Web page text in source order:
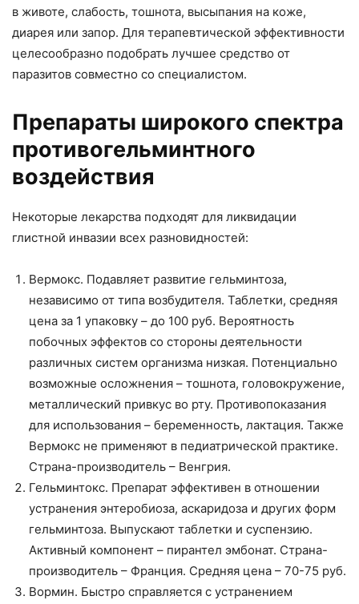
в животе, слабость, тошнота, высыпания на коже,
диарея или запор. Для терапевтической эффективности
целесообразно подобрать лучшее средство от
паразитов совместно со специалистом.
Препараты широкого спектра
противогельминтного
воздействия
Некоторые лекарства подходят для ликвидации
глистной инвазии всех разновидностей:
Вермокс. Подавляет развитие гельминтоза,
независимо от типа возбудителя. Таблетки, средняя
цена за 1 упаковку – до 100 руб. Вероятность
побочных эффектов со стороны деятельности
различных систем организма низкая. Потенциально
возможные осложнения – тошнота, головокружение,
металлический привкус во рту. Противопоказания
для использования – беременность, лактация. Также
Вермокс не применяют в педиатрической практике.
Страна-производитель – Венгрия.
Гельминтокс. Препарат эффективен в отношении
устранения энтеробиоза, аскаридоза и других форм
гельминтоза. Выпускают таблетки и суспензию.
Активный компонент – пирантел эмбонат. Страна-
производитель – Франция. Средняя цена – 70-75 руб.
Вормин. Быстро справляется с устранением